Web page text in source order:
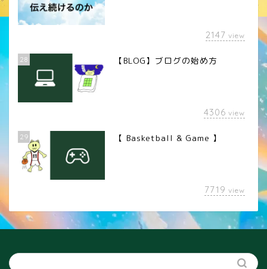
2147 view
28 【BLOG】ブログの始め方
4306 view
29 【 Basketball & Game 】
7719 view
カメラレンズ
YouTube